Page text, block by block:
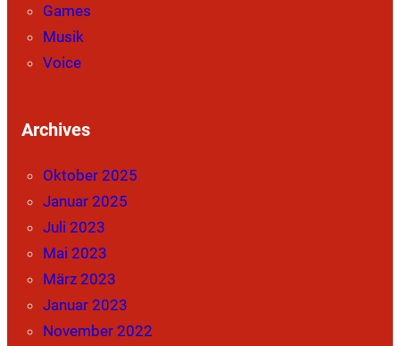
Games
Musik
Voice
Archives
Oktober 2025
Januar 2025
Juli 2023
Mai 2023
März 2023
Januar 2023
November 2022